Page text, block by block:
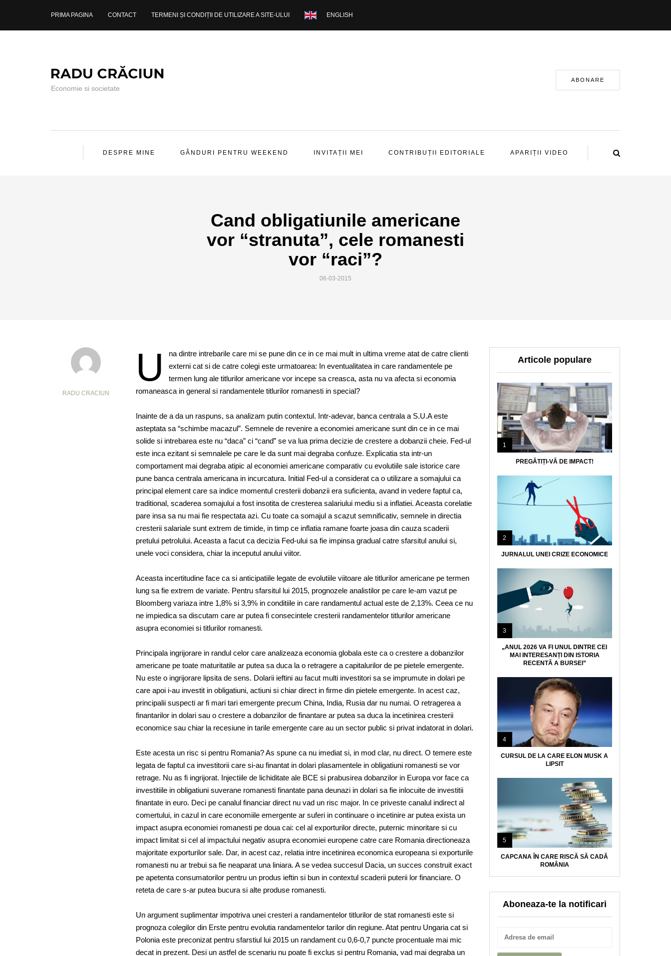
PRIMA PAGINA CONTACT TERMENI ȘI CONDIȚII DE UTILIZARE A SITE-ULUI ENGLISH
Economie si societate
ABONARE
DESPRE MINE GÂNDURI PENTRU WEEKEND INVITAȚII MEI CONTRIBUȚII EDITORIALE APARIȚII VIDEO
Cand obligatiunile americane
vor “stranuta”, cele romanesti
vor “raci”?
06-03-2015
RADU CRACIUN
U
na dintre intrebarile care mi se pune din ce in ce mai mult in ultima vreme atat de catre clienti
externi cat si de catre colegi este urmatoarea: In eventualitatea in care randamentele pe
termen lung ale titlurilor americane vor incepe sa creasca, asta nu va afecta si economia
romaneasca in general si randamentele titlurilor romanesti in special?
Inainte de a da un raspuns, sa analizam putin contextul. Intr-adevar, banca centrala a S.U.A este
asteptata sa “schimbe macazul”. Semnele de revenire a economiei americane sunt din ce in ce mai
solide si intrebarea este nu “daca” ci “cand” se va lua prima decizie de crestere a dobanzii cheie. Fed-ul
este inca ezitant si semnalele pe care le da sunt mai degraba confuze. Explicatia sta intr-un
comportament mai degraba atipic al economiei americane comparativ cu evolutiile sale istorice care
pune banca centrala americana in incurcatura. Initial Fed-ul a considerat ca o utilizare a somajului ca
principal element care sa indice momentul cresterii dobanzii era suficienta, avand in vedere faptul ca,
traditional, scaderea somajului a fost insotita de cresterea salariului mediu si a inflatiei. Aceasta corelatie
pare insa sa nu mai fie respectata azi. Cu toate ca somajul a scazut semnificativ, semnele in directia
cresterii salariale sunt extrem de timide, in timp ce inflatia ramane foarte joasa din cauza scaderii
pretului petrolului. Aceasta a facut ca decizia Fed-ului sa fie impinsa gradual catre sfarsitul anului si,
unele voci considera, chiar la inceputul anului viitor.
Aceasta incertitudine face ca si anticipatiile legate de evolutiile viitoare ale titlurilor americane pe termen
lung sa fie extrem de variate. Pentru sfarsitul lui 2015, prognozele analistilor pe care le-am vazut pe
Bloomberg variaza intre 1,8% si 3,9% in conditiile in care randamentul actual este de 2,13%. Ceea ce nu
ne impiedica sa discutam care ar putea fi consecintele cresterii randamentelor titlurilor americane
asupra economiei si titlurilor romanesti.
Principala ingrijorare in randul celor care analizeaza economia globala este ca o crestere a dobanzilor
americane pe toate maturitatile ar putea sa duca la o retragere a capitalurilor de pe pietele emergente.
Nu este o ingrijorare lipsita de sens. Dolarii ieftini au facut multi investitori sa se imprumute in dolari pe
care apoi i-au investit in obligatiuni, actiuni si chiar direct in firme din pietele emergente. In acest caz,
principalii suspecti ar fi mari tari emergente precum China, India, Rusia dar nu numai. O retragerea a
finantarilor in dolari sau o crestere a dobanzilor de finantare ar putea sa duca la incetinirea cresterii
economice sau chiar la recesiune in tarile emergente care au un sector public si privat indatorat in dolari.
Este acesta un risc si pentru Romania? As spune ca nu imediat si, in mod clar, nu direct. O temere este
legata de faptul ca investitorii care si-au finantat in dolari plasamentele in obligatiuni romanesti se vor
retrage. Nu as fi ingrijorat. Injectiile de lichiditate ale BCE si prabusirea dobanzilor in Europa vor face ca
investitiile in obligatiuni suverane romanesti finantate pana deunazi in dolari sa fie inlocuite de investitii
finantate in euro. Deci pe canalul financiar direct nu vad un risc major. In ce priveste canalul indirect al
comertului, in cazul in care economiile emergente ar suferi in continuare o incetinire ar putea exista un
impact asupra economiei romanesti pe doua cai: cel al exporturilor directe, puternic minoritare si cu
impact limitat si cel al impactului negativ asupra economiei europene catre care Romania directioneaza
majoritate exporturilor sale. Dar, in acest caz, relatia intre incetinirea economica europeana si exporturile
romanesti nu ar trebui sa fie neaparat una liniara. A se vedea succesul Dacia, un succes construit exact
pe apetenta consumatorilor pentru un produs ieftin si bun in contextul scaderii puterii lor financiare. O
reteta de care s-ar putea bucura si alte produse romanesti.
Un argument suplimentar impotriva unei cresteri a randamentelor titlurilor de stat romanesti este si
prognoza colegilor din Erste pentru evolutia randamentelor tarilor din regiune. Atat pentru Ungaria cat si
Polonia este preconizat pentru sfarstiul lui 2015 un randament cu 0,6-0,7 puncte procentuale mai mic
decat in prezent. Desi un astfel de scenariu nu poate fi exclus si pentru Romania, vad mai degraba un
Articole populare
1
PREGĂTIȚI-VĂ DE IMPACT!
2
JURNALUL UNEI CRIZE ECONOMICE
3
„ANUL 2026 VA FI UNUL DINTRE CEI
MAI INTERESANȚI DIN ISTORIA
RECENTĂ A BURSEI”
4
CURSUL DE LA CARE ELON MUSK A
LIPSIT
5
CAPCANA ÎN CARE RISCĂ SĂ CADĂ
ROMÂNIA
Aboneaza-te la notificari